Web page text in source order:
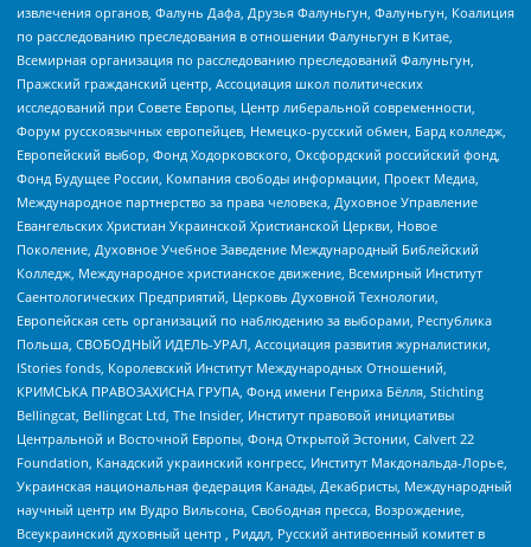
извлечения органов, Фалунь Дафа, Друзья Фалуньгун, Фалуньгун, Коалиция
по расследованию преследования в отношении Фалуньгун в Китае,
Всемирная организация по расследованию преследований Фалуньгун,
Пражский гражданский центр, Ассоциация школ политических
исследований при Совете Европы, Центр либеральной современности,
Форум русскоязычных европейцев, Немецко-русский обмен, Бард колледж,
Европейский выбор, Фонд Ходорковского, Оксфордский российский фонд,
Фонд Будущее России, Компания свободы информации, Проект Медиа,
Международное партнерство за права человека, Духовное Управление
Евангельских Христиан Украинской Христианской Церкви, Новое
Поколение, Духовное Учебное Заведение Международный Библейский
Колледж, Международное христианское движение, Всемирный Институт
Саентологических Предприятий, Церковь Духовной Технологии,
Европейская сеть организаций по наблюдению за выборами, Республика
Польша, СВОБОДНЫЙ ИДЕЛЬ-УРАЛ, Ассоциация развития журналистики,
IStories fonds, Королевский Институт Международных Отношений,
КРИМСЬКА ПРАВОЗАХИСНА ГРУПА, Фонд имени Генриха Бёлля, Stichting
Bellingcat, Bellingcat Ltd, The Insider, Институт правовой инициативы
Центральной и Восточной Европы, Фонд Открытой Эстонии, Calvert 22
Foundation, Канадский украинский конгресс, Институт Макдональда-Лорье,
Украинская национальная федерация Канады, Декабристы, Международный
научный центр им Вудро Вильсона, Свободная пресса, Возрождение,
Всеукраинский духовный центр , Риддл, Русский антивоенный комитет в